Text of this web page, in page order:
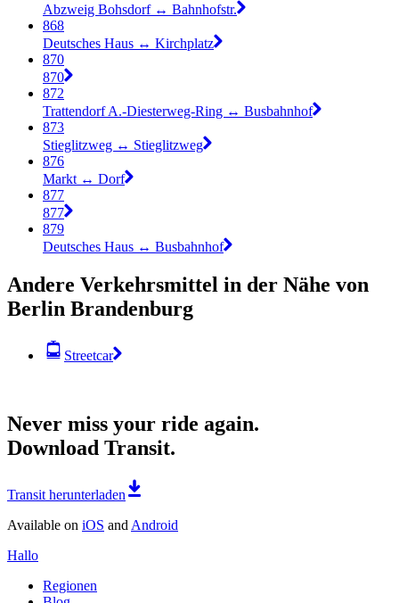
Abzweig Bohsdorf ↔︎ Bahnhofstr.
868
Deutsches Haus ↔︎ Kirchplatz
870
870
872
Trattendorf A.-Diesterweg-Ring ↔︎ Busbahnhof
873
Stieglitzweg ↔︎ Stieglitzweg
876
Markt ↔︎ Dorf
877
877
879
Deutsches Haus ↔︎ Busbahnhof
Andere Verkehrsmittel in der Nähe von
Berlin Brandenburg
Streetcar
Never miss your ride again.
Download Transit.
Transit herunterladen
Available on iOS and Android
Hallo
Regionen